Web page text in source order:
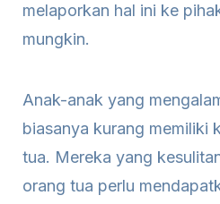
melaporkan hal ini ke
mungkin.
Anak-anak yang
biasanya kurang memiliki
tua. Mereka yang
orang tua perlu